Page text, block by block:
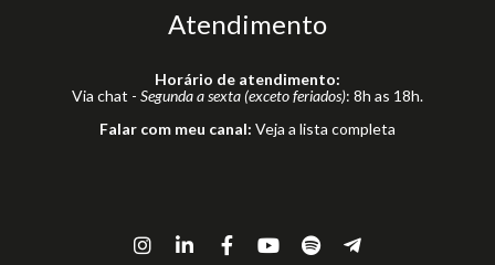
Atendimento
Horário de atendimento:
Via chat - Segunda a sexta (exceto feriados): 8h as 18h.
Falar com meu canal: Veja a lista completa